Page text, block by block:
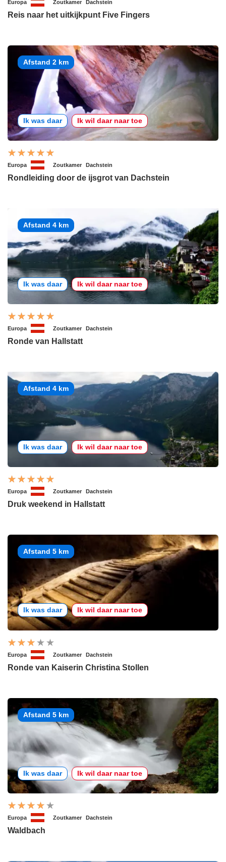
Europa Zoutkamer Dachstein
Reis naar het uitkijkpunt Five Fingers
Afstand 2 km
Ik was daar Ik wil daar naar toe
Europa Zoutkamer Dachstein
Rondleiding door de ijsgrot van Dachstein
Afstand 4 km
Ik was daar Ik wil daar naar toe
Europa Zoutkamer Dachstein
Ronde van Hallstatt
Afstand 4 km
Ik was daar Ik wil daar naar toe
Europa Zoutkamer Dachstein
Druk weekend in Hallstatt
Afstand 5 km
Ik was daar Ik wil daar naar toe
Europa Zoutkamer Dachstein
Ronde van Kaiserin Christina Stollen
Afstand 5 km
Ik was daar Ik wil daar naar toe
Europa Zoutkamer Dachstein
Waldbach